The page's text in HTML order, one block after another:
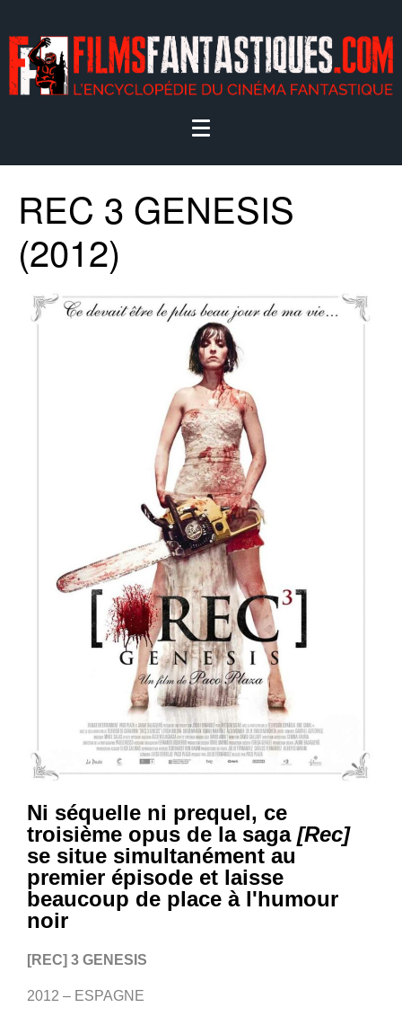
REC 3 GENESIS
(2012)
Ni séquelle ni prequel, ce
troisième opus de la saga [Rec]
se situe simultanément au
premier épisode et laisse
beaucoup de place à l'humour
noir
[REC] 3 GENESIS
2012 – ESPAGNE